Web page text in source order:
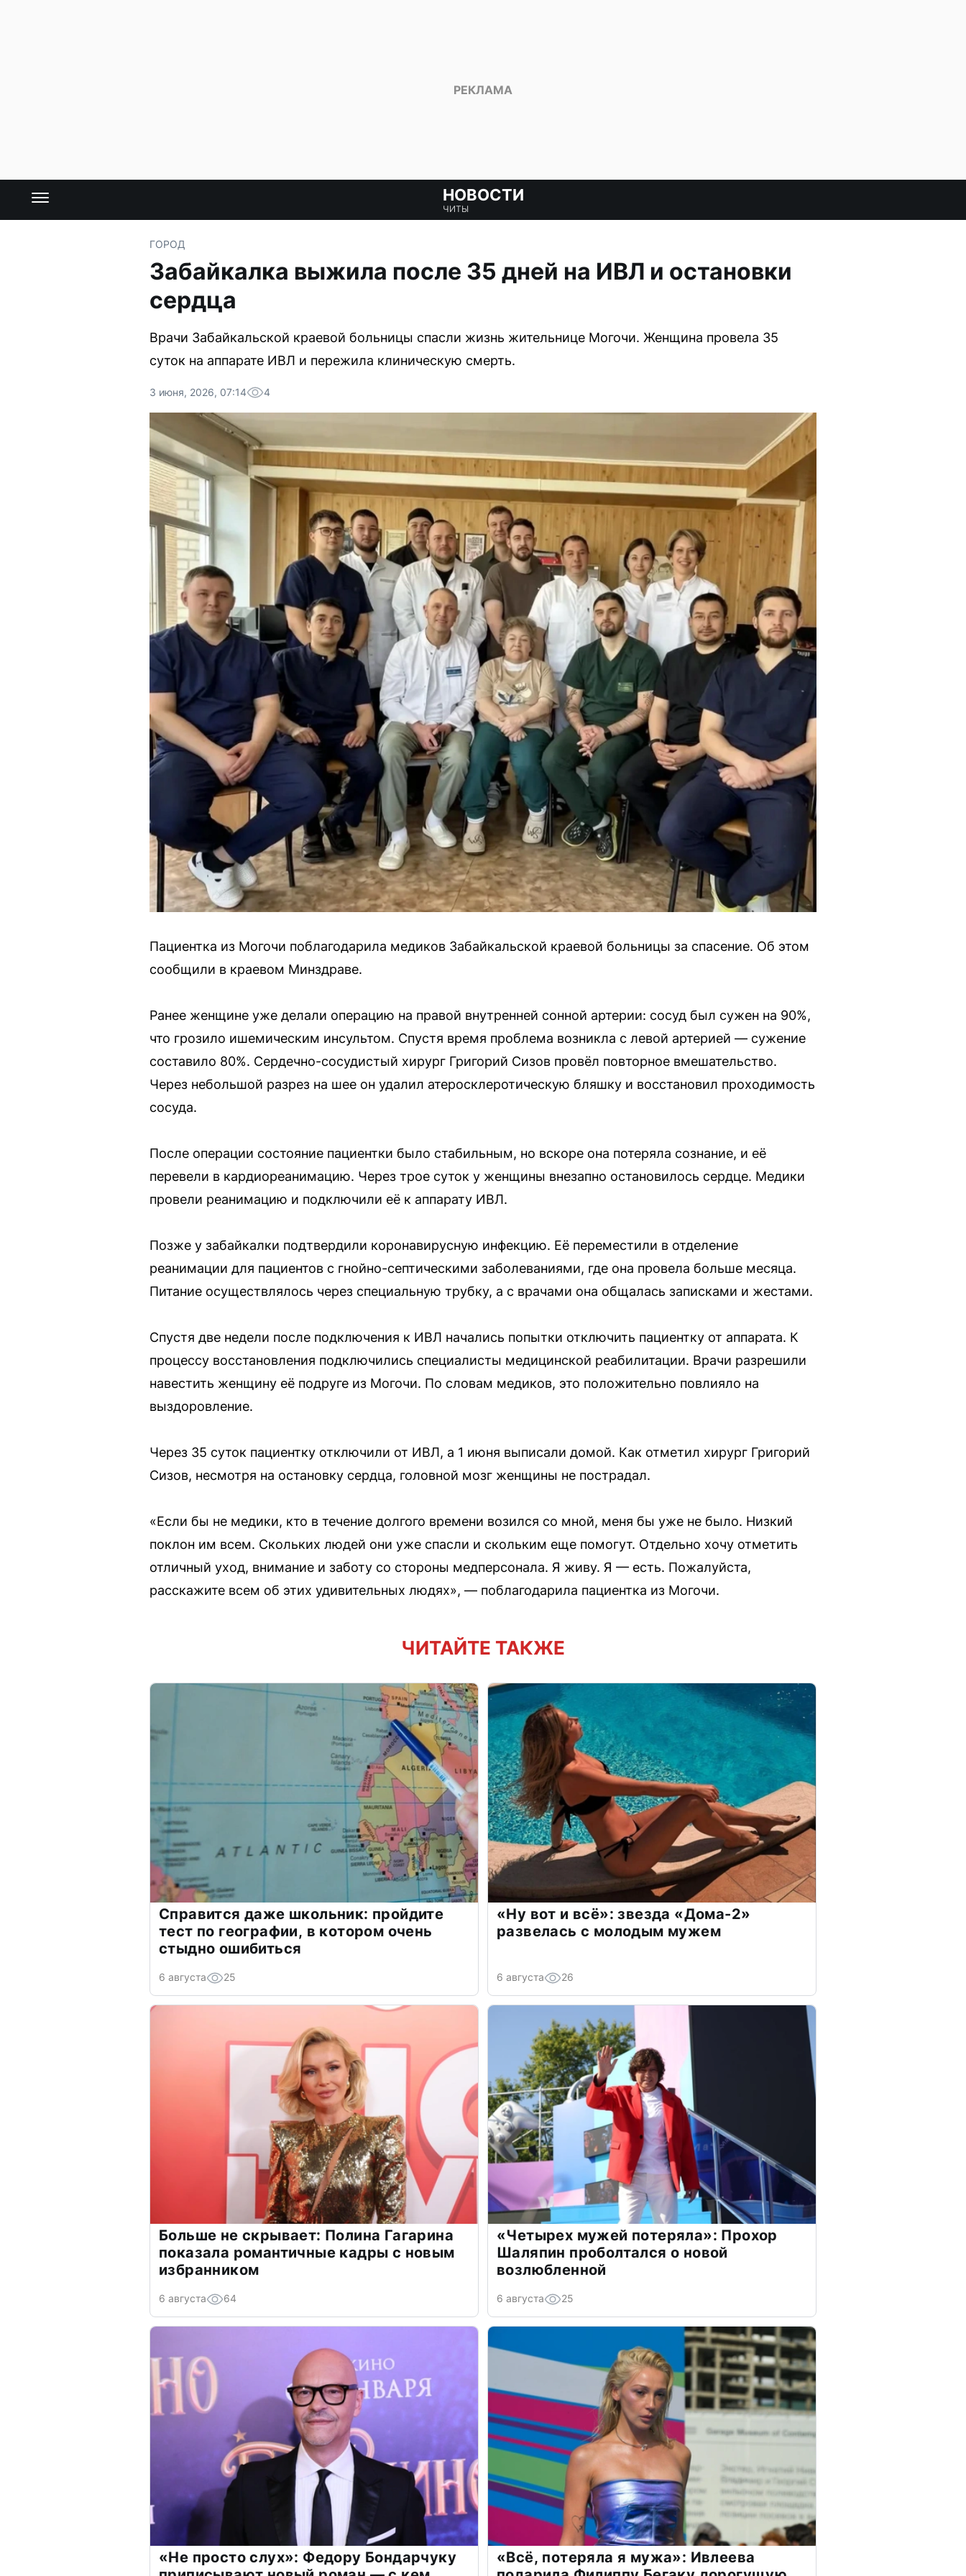
НОВОСТИ
ЧИТЫ
ГОРОД
Забайкалка выжила после 35 дней на ИВЛ и остановки
сердца
Врачи Забайкальской краевой больницы спасли жизнь жительнице Могочи. Женщина провела 35
суток на аппарате ИВЛ и пережила клиническую смерть.
3 июня, 2026, 07:14 4
Пациентка из Могочи поблагодарила медиков Забайкальской краевой больницы за спасение. Об этом
сообщили в краевом Минздраве.
Ранее женщине уже делали операцию на правой внутренней сонной артерии: сосуд был сужен на 90%,
что грозило ишемическим инсультом. Спустя время проблема возникла с левой артерией — сужение
составило 80%. Сердечно-сосудистый хирург Григорий Сизов провёл повторное вмешательство.
Через небольшой разрез на шее он удалил атеросклеротическую бляшку и восстановил проходимость
сосуда.
После операции состояние пациентки было стабильным, но вскоре она потеряла сознание, и её
перевели в кардиореанимацию. Через трое суток у женщины внезапно остановилось сердце. Медики
провели реанимацию и подключили её к аппарату ИВЛ.
Позже у забайкалки подтвердили коронавирусную инфекцию. Её переместили в отделение
реанимации для пациентов с гнойно-септическими заболеваниями, где она провела больше месяца.
Питание осуществлялось через специальную трубку, а с врачами она общалась записками и жестами.
Спустя две недели после подключения к ИВЛ начались попытки отключить пациентку от аппарата. К
процессу восстановления подключились специалисты медицинской реабилитации. Врачи разрешили
навестить женщину её подруге из Могочи. По словам медиков, это положительно повлияло на
выздоровление.
Через 35 суток пациентку отключили от ИВЛ, а 1 июня выписали домой. Как отметил хирург Григорий
Сизов, несмотря на остановку сердца, головной мозг женщины не пострадал.
«Если бы не медики, кто в течение долгого времени возился со мной, меня бы уже не было. Низкий
поклон им всем. Скольких людей они уже спасли и скольким еще помогут. Отдельно хочу отметить
отличный уход, внимание и заботу со стороны медперсонала. Я живу. Я — есть. Пожалуйста,
расскажите всем об этих удивительных людях», — поблагодарила пациентка из Могочи.
ЧИТАЙТЕ ТАКЖЕ
Справится даже школьник: пройдите
тест по географии, в котором очень
стыдно ошибиться
6 августа 25
«Ну вот и всё»: звезда «Дома-2»
развелась с молодым мужем
6 августа 26
Больше не скрывает: Полина Гагарина
показала романтичные кадры с новым
избранником
6 августа 64
«Четырех мужей потеряла»: Прохор
Шаляпин проболтался о новой
возлюбленной
6 августа 25
«Не просто слух»: Федору Бондарчуку
«Всё, потеряла я мужа»: Ивлеева